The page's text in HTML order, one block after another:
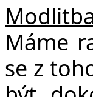
Máme
se z